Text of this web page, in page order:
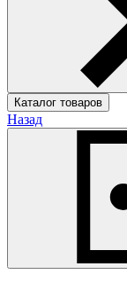
Каталог товаров
Назад